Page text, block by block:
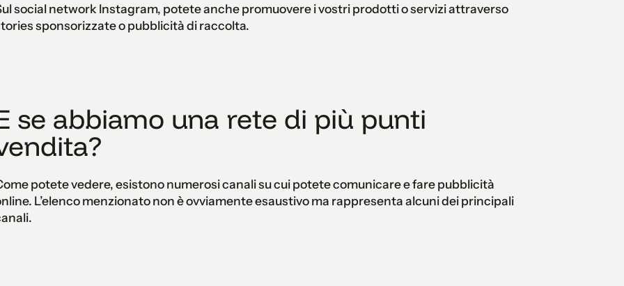
social network Instagram, potete anche promuovere i vostri prodotti o servizi attraverso
sponsorizzate o pubblicità di raccolta.
se abbiamo una rete di più punti
potete vedere, esistono numerosi canali su cui potete comunicare e fare pubblicità
L’elenco menzionato non è ovviamente esaustivo ma rappresenta alcuni dei principali